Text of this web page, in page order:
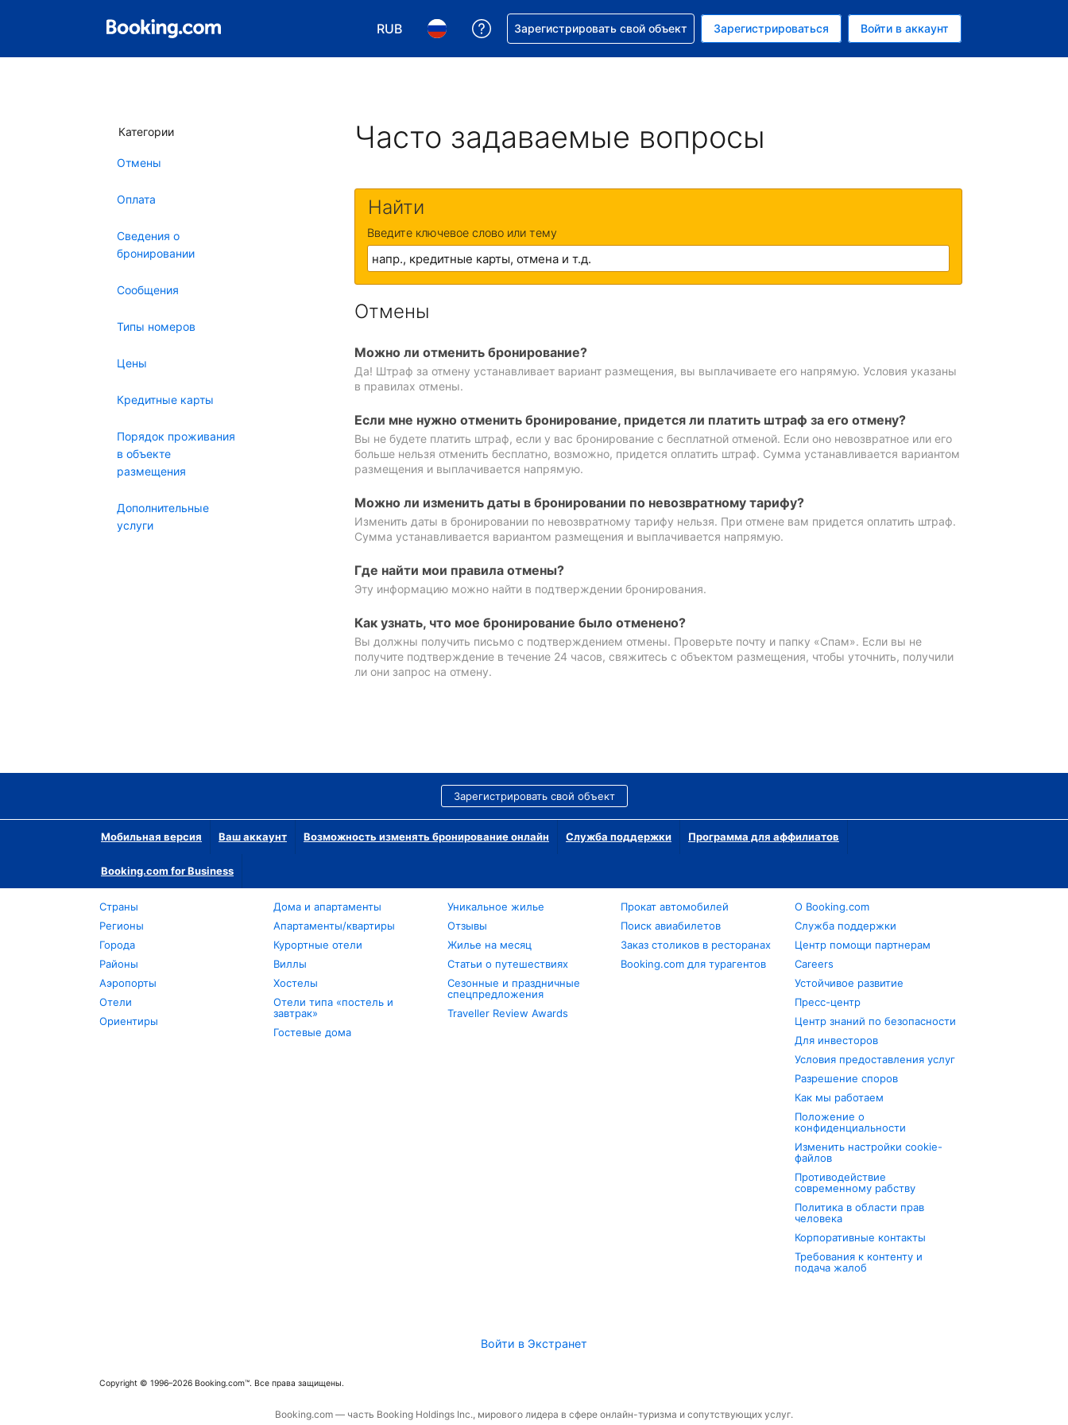
RUB
Выберите валюту. Текущая валюта — Российский рубль
Выберите язык. Текущий язык — На русском
Получите помощь с бронированием
Зарегистрировать свой объект Зарегистрироваться Войти в аккаунт
Категории
Отмены
Оплата
Сведения о
бронировании
Сообщения
Типы номеров
Цены
Кредитные карты
Порядок проживания
в объекте
размещения
Дополнительные
услуги
Часто задаваемые вопросы
Найти
Введите ключевое слово или тему
Отмены
Можно ли отменить бронирование?
Да! Штраф за отмену устанавливает вариант размещения, вы выплачиваете его напрямую. Условия указаны
в правилах отмены.
Если мне нужно отменить бронирование, придется ли платить штраф за его отмену?
Вы не будете платить штраф, если у вас бронирование с бесплатной отменой. Если оно невозвратное или его
больше нельзя отменить бесплатно, возможно, придется оплатить штраф. Сумма устанавливается вариантом
размещения и выплачивается напрямую.
Можно ли изменить даты в бронировании по невозвратному тарифу?
Изменить даты в бронировании по невозвратному тарифу нельзя. При отмене вам придется оплатить штраф.
Сумма устанавливается вариантом размещения и выплачивается напрямую.
Где найти мои правила отмены?
Эту информацию можно найти в подтверждении бронирования.
Как узнать, что мое бронирование было отменено?
Вы должны получить письмо с подтверждением отмены. Проверьте почту и папку «Спам». Если вы не
получите подтверждение в течение 24 часов, свяжитесь с объектом размещения, чтобы уточнить, получили
ли они запрос на отмену.
Зарегистрировать свой объект
Мобильная версия Ваш аккаунт Возможность изменять бронирование онлайн Служба поддержки Программа для аффилиатов
Booking.com for Business
Страны
Регионы
Города
Районы
Аэропорты
Отели
Ориентиры
Дома и апартаменты
Апартаменты/квартиры
Курортные отели
Виллы
Хостелы
Отели типа «постель и
завтрак»
Гостевые дома
Уникальное жилье
Отзывы
Жилье на месяц
Статьи о путешествиях
Сезонные и праздничные
спецпредложения
Traveller Review Awards
Прокат автомобилей
Поиск авиабилетов
Заказ столиков в ресторанах
Booking.com для турагентов
О Booking.com
Служба поддержки
Центр помощи партнерам
Careers
Устойчивое развитие
Пресс-центр
Центр знаний по безопасности
Для инвесторов
Условия предоставления услуг
Разрешение споров
Как мы работаем
Положение о
конфиденциальности
Изменить настройки cookie-
файлов
Противодействие
современному рабству
Политика в области прав
человека
Корпоративные контакты
Требования к контенту и
подача жалоб
Войти в Экстранет
Copyright © 1996–2026 Booking.com™. Все права защищены.
Booking.com — часть Booking Holdings Inc., мирового лидера в сфере онлайн-туризма и сопутствующих услуг.